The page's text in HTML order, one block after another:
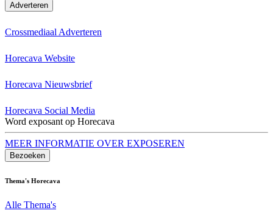
Adverteren
Crossmediaal Adverteren
Horecava Website
Horecava Nieuwsbrief
Horecava Social Media
Word exposant op Horecava
MEER INFORMATIE OVER EXPOSEREN
Bezoeken
Thema's Horecava
Alle Thema's